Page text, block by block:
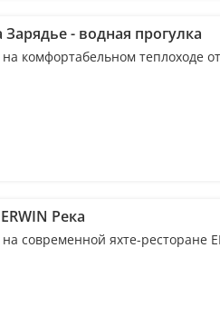
- водная прогулка
комфортабельном теплоходе
Река
современной яхте-ресторане